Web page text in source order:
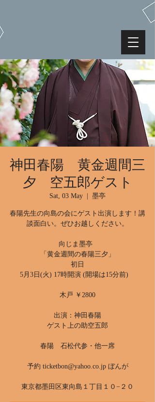
神田春陽 黄金週間三
夕 空五郎ゲスト
Sat, 03 May 墨亭
春陽先生の向島の会にゲスト出演します！講
談面白い。ぜひお越しください。
向じま墨亭
「黄金週間の春陽三夕」
初日
5月3日(火) 17時開演 (開場は15分前)
木戸 ￥2800
出演：神田春陽
ゲスト上の助空五郎
春陽 石松代参・他一席
予約 ticketbon@yahoo.co.jp ぼんが
東京都墨田区東向島１丁目１０−２０